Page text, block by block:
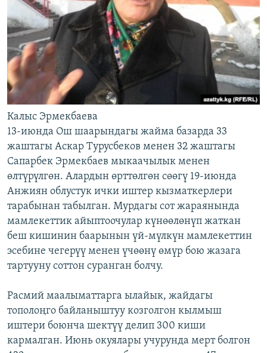
Калыс Эрмекбаева
13-июнда Ош шаарындагы жайма базарда 33
жаштагы Аскар Турусбеков менен 32 жаштагы
Сапарбек Эрмекбаев мыкаачылык менен
өлтүрүлгөн. Алардын өрттөлгөн сөөгү 19-июнда
Анжиян облустук ички иштер кызматкерлери
тарабынан табылган. Мурдагы сот жараянында
мамлекеттик айыптоочулар күнөөлөнүп жаткан
беш кишинин баарынын үй-мүлкүн мамлекеттин
эсебине чегерүү менен үчөөнү өмүр бою жазага
тартууну соттон суранган болчу.
Расмий маалыматтарга ылайык, жайдагы
тополоңго байланыштуу козголгон кылмыш
иштери боюнча шектүү делип 300 киши
кармалган. Июнь окуялары учурунда мерт болгон